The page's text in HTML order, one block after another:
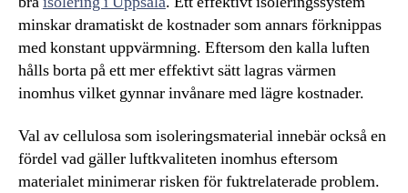
minskar dramatiskt de kostnader som annars förknippas
med konstant uppvärmning. Eftersom den kalla luften
hålls borta på ett mer effektivt sätt lagras värmen
inomhus vilket gynnar invånare med lägre kostnader.
Val av cellulosa som isoleringsmaterial innebär också en
fördel vad gäller luftkvaliteten inomhus eftersom
materialet minimerar risken för fuktrelaterade problem.